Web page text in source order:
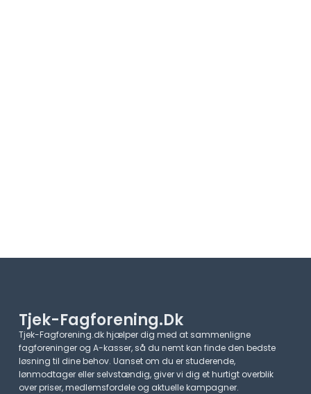
Tjek-Fagforening.dk
Tjek-Fagforening.dk hjælper dig med at sammenligne
fagforeninger og A-kasser, så du nemt kan finde den bedste
løsning til dine behov. Uanset om du er studerende,
lønmodtager eller selvstændig, giver vi dig et hurtigt overblik
over priser, medlemsfordele og aktuelle kampagner.​